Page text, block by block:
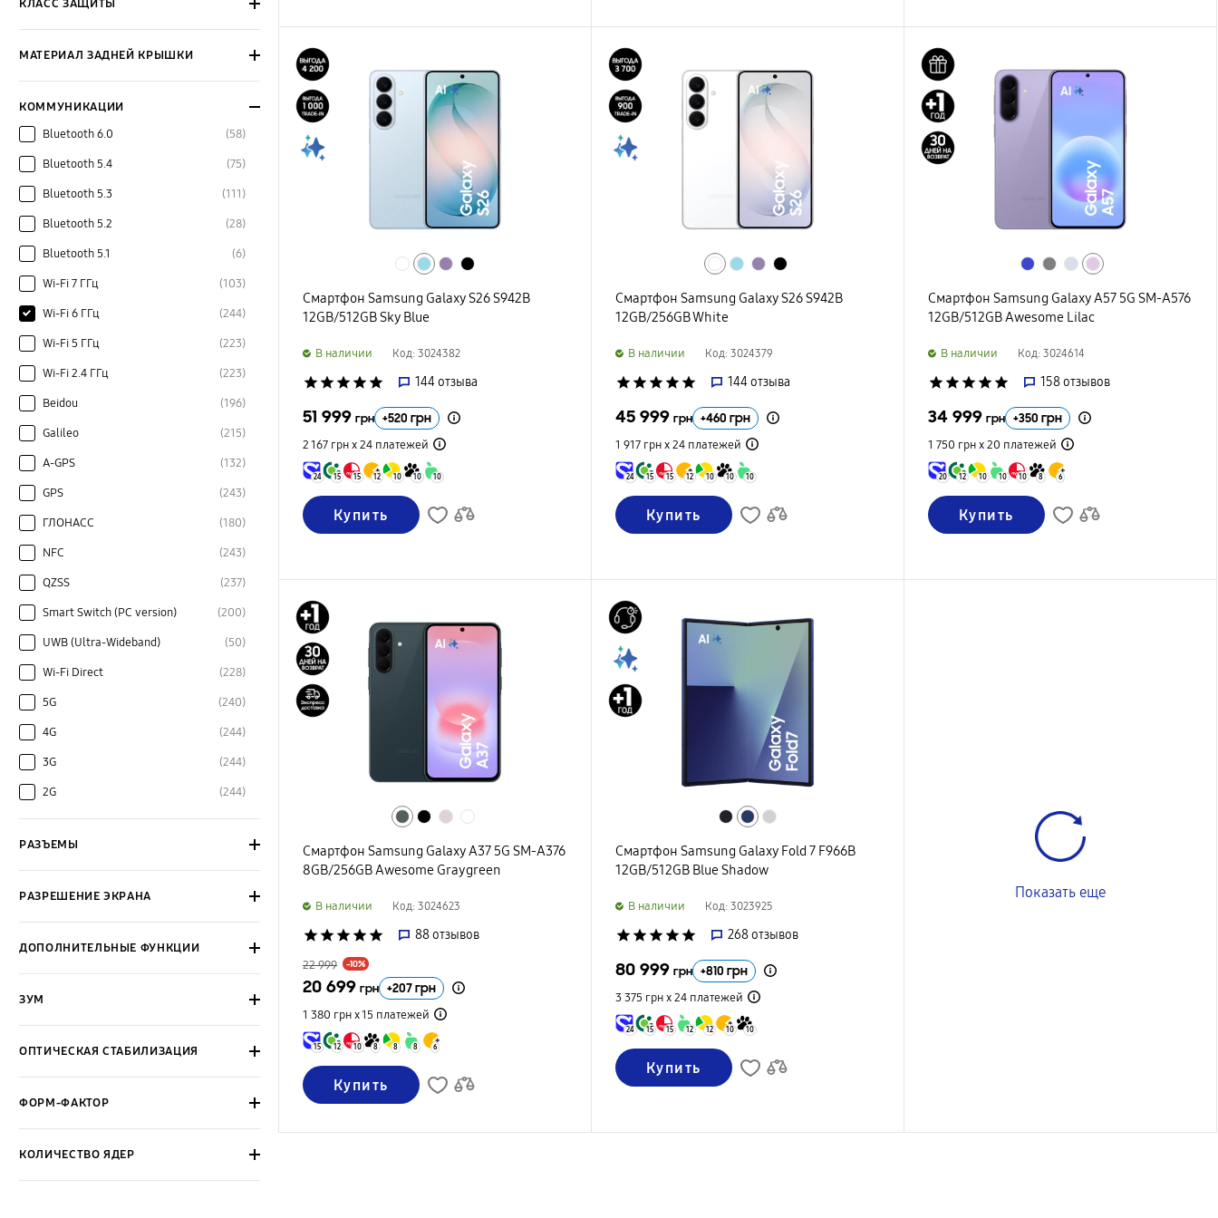
КЛАСС ЗАЩИТЫ
МАТЕРИАЛ ЗАДНЕЙ КРЫШКИ
КОММУНИКАЦИИ
Bluetooth 6.0
(58)
Bluetooth 5.4 (75)
Bluetooth 5.3 (111)
Bluetooth 5.2 (28)
Bluetooth 5.1 (6)
Wi-Fi 7 ГГц (103)
Wi-Fi 6 ГГц (244)
Wi-Fi 5 ГГц (223)
Wi-Fi 2.4 ГГц (223)
Beidou (196)
Galileo (215)
A-GPS (132)
GPS (243)
ГЛОНАСС (180)
NFC (243)
QZSS (237)
Smart Switch (PC version) (200)
UWB (Ultra-Wideband) (50)
Wi-Fi Direct (228)
5G (240)
4G (244)
3G (244)
2G (244)
РАЗЪЕМЫ
РАЗРЕШЕНИЕ ЭКРАНА
ДОПОЛНИТЕЛЬНЫЕ ФУНКЦИИ
ЗУМ
ОПТИЧЕСКАЯ СТАБИЛИЗАЦИЯ
ФОРМ-ФАКТОР
КОЛИЧЕСТВО ЯДЕР
Смартфон Samsung Galaxy S26 S942B
12GB/512GB Sky Blue
B наличии Код: 3024382
star star star star star 144отзыва
51 999 грн +520 грн
2 167 грн х 24 платежей
24 15 15 12 10 10 10
Купить
Смартфон Samsung Galaxy S26 S942B
12GB/256GB White
B наличии Код: 3024379
star star star star star 144отзыва
45 999 грн +460 грн
1 917 грн х 24 платежей
24 15 15 12 10 10 10
Купить
Смартфон Samsung Galaxy A57 5G SM-A576
12GB/512GB Awesome Lilac
B наличии Код: 3024614
star star star star star 158отзывов
34 999 грн +350 грн
1 750 грн х 20 платежей
20 12 10 10 10 8 6
Купить
Смартфон Samsung Galaxy A37 5G SM-A376
8GB/256GB Awesome Graygreen
B наличии Код: 3024623
star star star star star 88отзывов
22 999 -10%
20 699 грн +207грн
1 380 грн х 15 платежей
15 12 10 8 8 8 6
Купить
Смартфон Samsung Galaxy Fold 7 F966B
12GB/512GB Blue Shadow
B наличии Код: 3023925
star star star star star 268отзывов
80 999 грн +810 грн
3 375 грн х 24 платежей
24 15 15 12 12 10 10
Купить
Показать еще